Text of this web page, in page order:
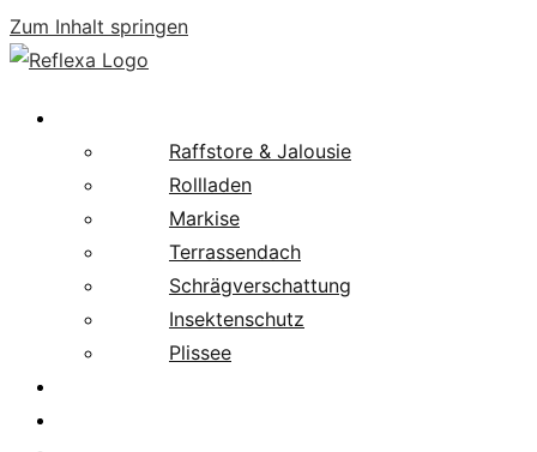
Zum Inhalt springen
Raffstore & Jalousie
Rollladen
Markise
Terrassendach
Schrägverschattung
Insektenschutz
Plissee